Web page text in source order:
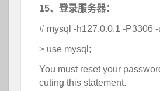
15、登录服务器：
# mysql -h127.0.0.1 -P3306
> use mysql;
You must reset your
cuting this statement.